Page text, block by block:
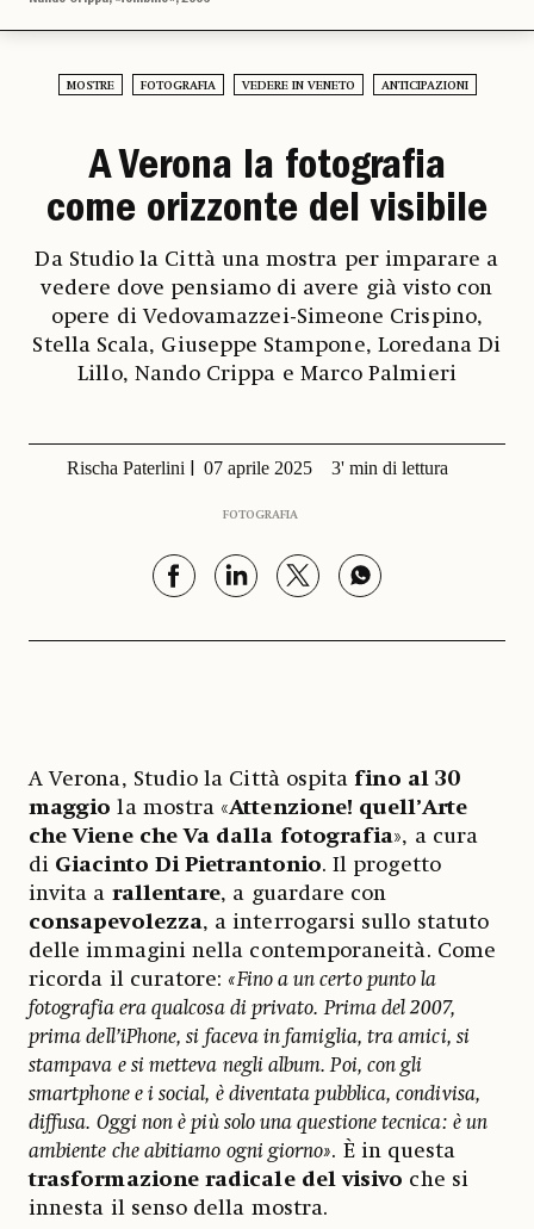
MOSTRE FOTOGRAFIA VEDERE IN VENETO ANTICIPAZIONI
A Verona la fotografia
come orizzonte del visibile
Da Studio la Città una mostra per imparare a
vedere dove pensiamo di avere già visto con
opere di Vedovamazzei-Simeone Crispino,
Stella Scala, Giuseppe Stampone, Loredana Di
Lillo, Nando Crippa e Marco Palmieri
Rischa Paterlini 07 aprile 2025 3' min di lettura
FOTOGRAFIA
A Verona, Studio la Città ospitafino al 30
maggio la mostra «Attenzione! quell’Arte
che Viene che Va dalla fotografia», a cura
di Giacinto Di Pietrantonio. Il progetto
invita a rallentare, a guardare con
consapevolezza, a interrogarsi sullo statuto
delle immagini nella contemporaneità. Come
ricorda il curatore: «Fino a un certo punto la
fotografia era qualcosa di privato. Prima del 2007,
prima dell’iPhone, si faceva in famiglia, tra amici, si
stampava e si metteva negli album. Poi, con gli
smartphone e i social, è diventata pubblica, condivisa,
diffusa. Oggi non è più solo una questione tecnica: è un
ambiente che abitiamo ogni giorno». È in questa
trasformazione radicale del visivo che si
innesta il senso della mostra.